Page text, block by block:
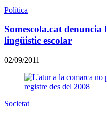
Política
Somescola.cat denuncia
lingüistic escolar
02/09/2011
Societat